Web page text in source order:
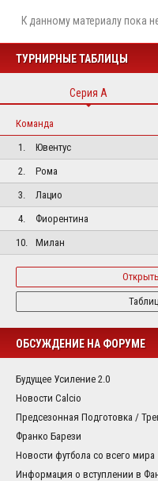
К данному материалу пока
ТУРНИРНЫЕ ТАБЛИЦЫ
Серия А
Команда
1.
Ювентус
2.
Рома
3.
Лацио
4.
Фиорентина
10.
Милан
ОБСУЖДЕНИЕ НА ФОРУМЕ
Будущее Усиление 2.0
Новости Calcio
Предсезонная Подготовка /
Франко Барези
Новости футбола со всего мира
Информация о вступлении в